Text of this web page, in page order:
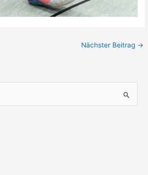
Nächster Beitrag →